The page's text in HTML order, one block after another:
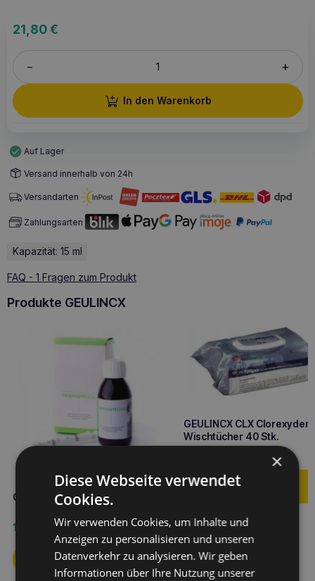
21,80€
– +
In den Warenkorb
Auf Lager
Versand innerhalb von 24h
Versandarten
Zahlungsarten
Kapazität: 15 ml
FAQ - 1 Fragen zum Produkt
Produkte GEULINCX
GEULINCX Dermafit Hund 125ml
16,10
GEULINCX CLX
Wischtücher 40 Stk.
×
Diese Webseite verwendet
Cookies.
Wir verwenden Cookies, um Inhalte und
Anzeigen zu personalisieren und unseren
Datenverkehr zu analysieren. Wir geben
Informationen über Ihre Nutzung unserer